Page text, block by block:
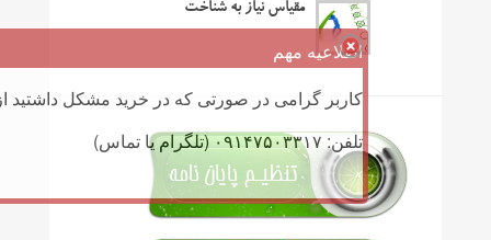
مقیاس نیاز به شناخت
اطلاعیه مهم
کاربر گرامی در صورتی که در خرید مشکل داشتید
تلفن: ۰۹۱۴۷۵۰۳۳۱۷ (تلگرام یا تماس)